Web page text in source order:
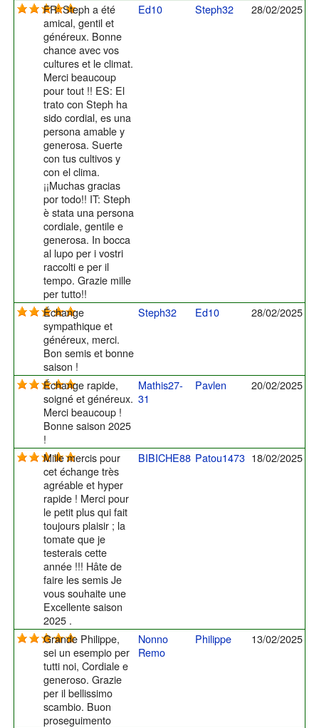
FR: Steph a été
amical, gentil et
généreux. Bonne
chance avec vos
cultures et le climat.
Merci beaucoup
pour tout !! ES: El
trato con Steph ha
sido cordial, es una
persona amable y
generosa. Suerte
con tus cultivos y
con el clima.
¡¡Muchas gracias
por todo!! IT: Steph
è stata una persona
cordiale, gentile e
generosa. In bocca
al lupo per i vostri
raccolti e per il
tempo. Grazie mille
per tutto!!
Ed10 Steph32 28/02/2025
Échange
sympathique et
généreux, merci.
Bon semis et bonne
saison !
Steph32 Ed10 28/02/2025
Échange rapide,
soigné et généreux.
Merci beaucoup !
Bonne saison 2025
!
Mathis27-
31
Pavlen 20/02/2025
Mille mercis pour
cet échange très
agréable et hyper
rapide ! Merci pour
le petit plus qui fait
toujours plaisir ; la
tomate que je
testerais cette
année !!! Hâte de
faire les semis Je
vous souhaite une
Excellente saison
2025 .
BIBICHE88 Patou1473 18/02/2025
Grande Philippe,
sei un esempio per
tutti noi, Cordiale e
generoso. Grazie
per il bellissimo
scambio. Buon
proseguimento
Nonno
Remo
Philippe 13/02/2025